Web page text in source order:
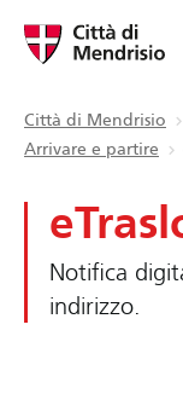
Città di Mendrisio
Arrivare e partire
Notifica
indirizzo.